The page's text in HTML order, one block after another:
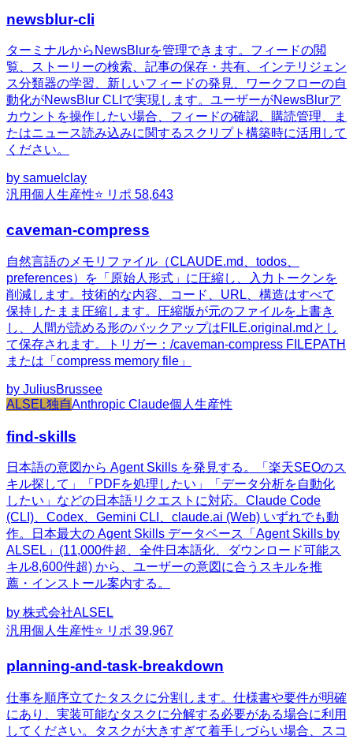
newsblur-cli
ターミナルからNewsBlurを管理できます。フィードの閲
覧、ストーリーの検索、記事の保存・共有、インテリジェン
ス分類器の学習、新しいフィードの発見、ワークフローの自
動化がNewsBlur CLIで実現します。ユーザーがNewsBlurア
カウントを操作したい場合、フィードの確認、購読管理、ま
たはニュース読み込みに関するスクリプト構築時に活用して
ください。
by samuelclay
汎用個人生産性⭐ リポ 58,643
caveman-compress
自然言語のメモリファイル（CLAUDE.md、todos、
preferences）を「原始人形式」に圧縮し、入力トークンを
削減します。技術的な内容、コード、URL、構造はすべて
保持したまま圧縮します。圧縮版が元のファイルを上書き
し、人間が読める形のバックアップはFILE.original.mdとし
て保存されます。トリガー：/caveman-compress FILEPATH
または「compress memory file」
by JuliusBrussee
ALSEL独自Anthropic Claude個人生産性
find-skills
日本語の意図から Agent Skills を発見する。「楽天SEOのス
キル探して」「PDFを処理したい」「データ分析を自動化
したい」などの日本語リクエストに対応。Claude Code
(CLI)、Codex、Gemini CLI、claude.ai (Web) いずれでも動
作。日本最大の Agent Skills データベース「Agent Skills by
ALSEL」(11,000件超、全件日本語化、ダウンロード可能ス
キル8,600件超) から、ユーザーの意図に合うスキルを推
薦・インストール案内する。
by 株式会社ALSEL
汎用個人生産性⭐ リポ 39,967
planning-and-task-breakdown
仕事を順序立てたタスクに分割します。仕様書や要件が明確
にあり、実装可能なタスクに分解する必要がある場合に利用
してください。タスクが大きすぎて着手しづらい場合、スコ